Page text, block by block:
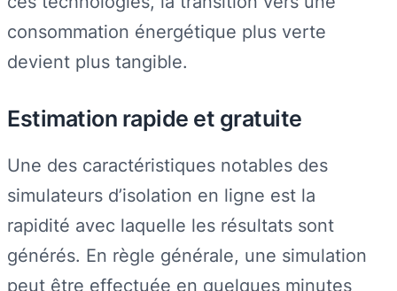
consommation énergétique plus verte
devient plus tangible.
Estimation rapide et gratuite
Une des caractéristiques notables des
simulateurs d’isolation en ligne est la
rapidité avec laquelle les résultats sont
générés. En règle générale, une simulation
peut être effectuée en quelques minutes